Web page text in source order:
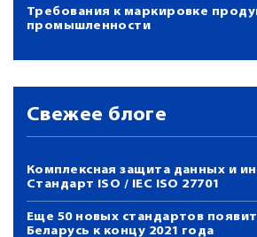
Требования к маркировке
промышленности
Свежее блоге
Комплексная защита данных и
Стандарт ISO / IEC ISO 27701
Еще 50 новых стандартов
Беларусь к концу 2021 года